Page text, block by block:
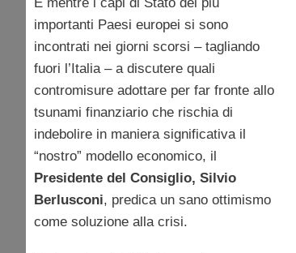
importanti Paesi europei si sono
incontrati nei giorni scorsi – tagliando
fuori l’Italia – a discutere quali
contromisure adottare per far fronte allo
tsunami finanziario che rischia di
indebolire in maniera significativa il
“nostro” modello economico, il
Presidente del Consiglio, Silvio
Berlusconi, predica un sano ottimismo
come soluzione alla crisi.